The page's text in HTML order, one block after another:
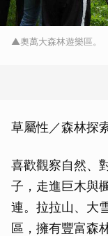
▲奧萬大森林遊樂區。
草屬性／森林探
喜歡觀察自然、
子，走進巨木與
連。拉拉山、大
區，擁有豐富森